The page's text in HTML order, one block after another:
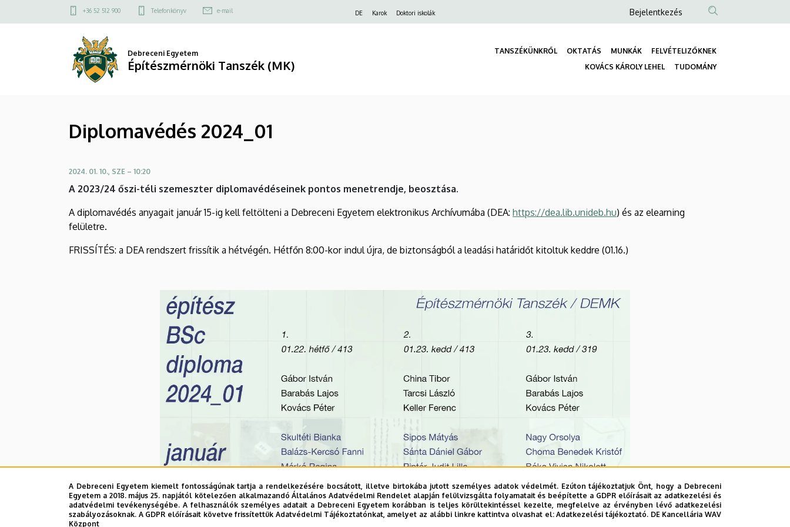
Diplomavédés
Építészmérnöki
a
Felső
menü
+36 52 512 900 Telefonkönyv e-mail DE Karok Doktori iskolák
Anonim
fiók
menüje
Bejelentkezés
Debreceni Egyetem
Építészmérnöki Tanszék (MK)
TANSZÉKÜNKRŐL OKTATÁS MUNKÁK
FELVÉTELIZŐKNEK
KOVÁCS KÁROLY LEHEL
TUDOMÁNY
Diplomavédés 2024_01
2024. 01. 10., SZE – 10:20
A 2023/24 őszi-téli szemeszter diplomavédéseinek pontos menetrendje, beosztása.
A diplomavédés anyagait január 15-ig kell feltölteni a Debreceni Egyetem elektronikus Archívumába (DEA: https://dea.lib.unideb.hu) és az elearning
felületre.
FRISSÍTÉS: a DEA rendszert frissítik a hétvégén. Hétfőn 8:00-kor indul újra, de biztonságból a leadási határidőt kitoltuk keddre (01.16.)
A Debreceni Egyetem kiemelt fontosságúnak tartja a rendelkezésére bocsátott, illetve birtokába jutott személyes adatok védelmét. Ezúton tájékoztatjuk Önt, hogy a Debreceni
Egyetem a 2018. május 25. napjától kötelezően alkalmazandó Általános Adatvédelmi Rendelet alapján felülvizsgálta folyamatait és beépítette a GDPR előírásait az adatkezelési és
adatvédelmi tevékenységébe. A felhasználók személyes adatait a Debreceni Egyetem korábban is teljes körültekintéssel kezelte, megfelelve az érvényben lévő adatkezelési
szabályozásoknak. A GDPR előírásait követve frissítettük Adatvédelmi Tájékoztatónkat, amelyet az alábbi linkre kattintva olvashat el:Adatkezelési tájékoztató. DE Kancellária WAV
Központ